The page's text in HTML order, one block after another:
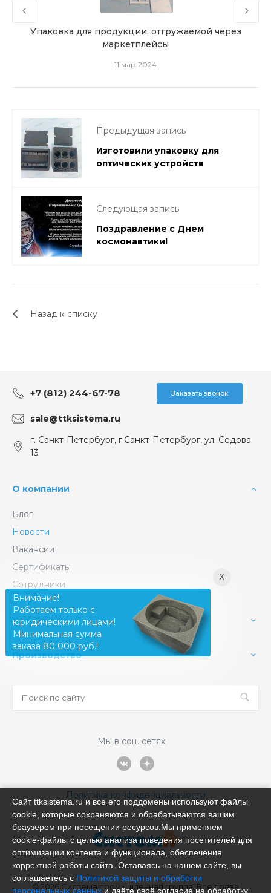
Упаковка для продукции, отгружаемой через
маркетплейсы
11 мар 2024
Предыдущая запись
Изготовили упаковку для
оптических устройств
Следующая запись
Поздравление с Днем
космонавтики!
Назад к списку
+7 (812) 244-67-78 Заказать звонок
sale@ttksistema.ru
г. Санкт-Петербург, г.Санкт-Петербург, ул. Седова
13
О компании
Блог
Новости
Вакансии
Сертификаты
Сотрудники
Услуги
Производство
Мы в соц. сетях
Политика конфиденциальности
© 2026 Система промышленная группа, Все права
X
Внимание!
Работаем только с
юридическими лицами!
Минимальная сумма
заказа 80 000 руб.!
Сайт ttksistema.ru и все его поддомены используют файлы
cookie, которые сохраняются и обрабатываются вашим
браузером при посещении ресурсов.Мы применяем
cookie‑файлы с целью анализа поведения посетителей для
оптимизации контента и функционала, обеспечения
корректной работы сайта. Оставаясь на нашем сайте, вы
соглашаетесь с Политикой защиты и обработки
персональных данныхи даёте своё согласие на обработку